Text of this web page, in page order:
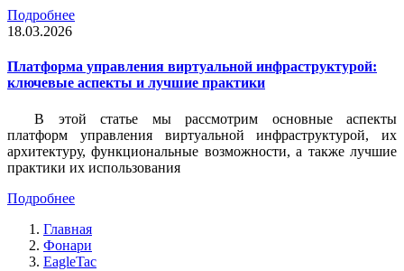
Подробнее
18.03.2026
Платформа управления виртуальной инфраструктурой:
ключевые аспекты и лучшие практики
В этой статье мы рассмотрим основные аспекты
платформ управления виртуальной инфраструктурой, их
архитектуру, функциональные возможности, а также лучшие
практики их использования
Подробнее
Главная
Фонари
EagleTac